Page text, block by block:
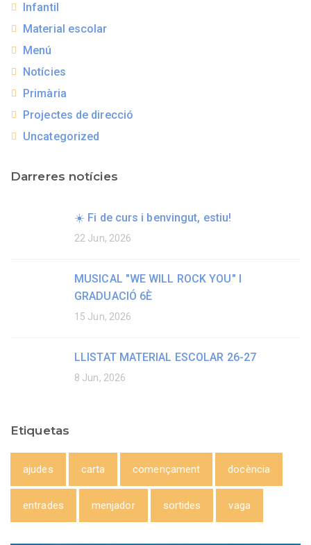
Infantil
Material escolar
Menú
Notícies
Primària
Projectes de direcció
Uncategorized
Darreres notícies
☀️ Fi de curs i benvingut, estiu!
22 Jun, 2026
MUSICAL "WE WILL ROCK YOU" I
GRADUACIÓ 6È
15 Jun, 2026
LLISTAT MATERIAL ESCOLAR 26-27
8 Jun, 2026
Etiquetas
ajudes carta començament docència
entrades menjador sortides vaga